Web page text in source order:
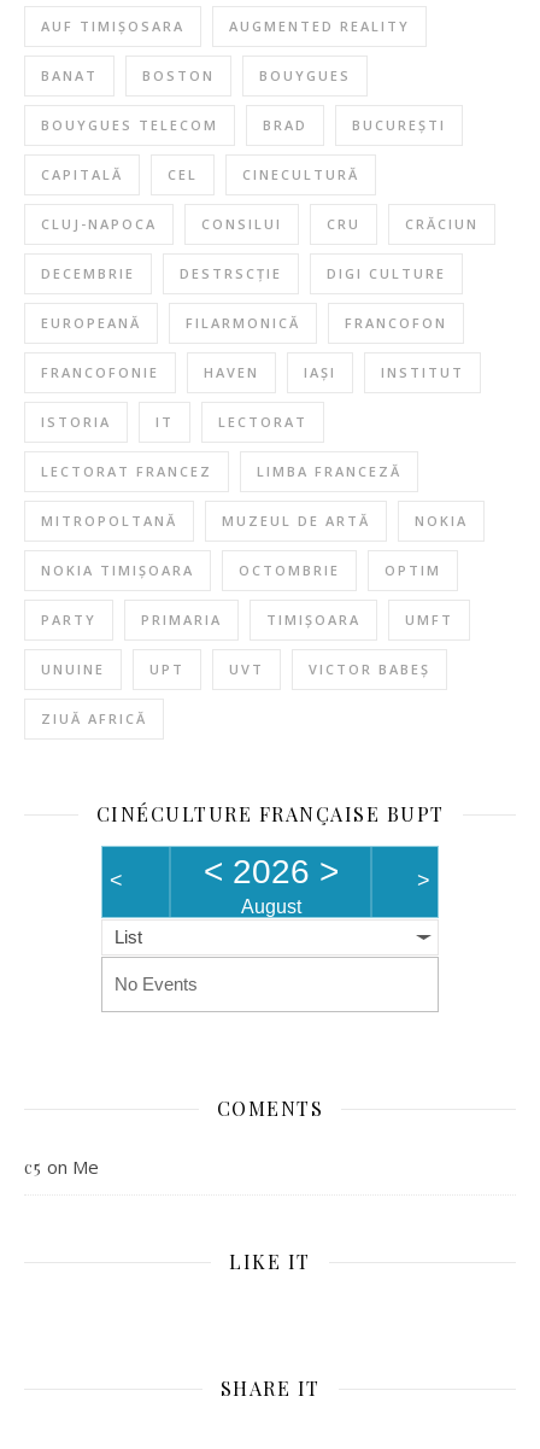
AUF TIMIȘOSARA AUGMENTED REALITY
BANAT BOSTON BOUYGUES
BOUYGUES TELECOM BRAD BUCUREȘTI
CAPITALĂ CEL CINECULTURĂ
CLUJ-NAPOCA CONSILUI CRU CRĂCIUN
DECEMBRIE DESTRSCȚIE DIGI CULTURE
EUROPEANĂ FILARMONICĂ FRANCOFON
FRANCOFONIE HAVEN IAȘI INSTITUT
ISTORIA IT LECTORAT
LECTORAT FRANCEZ LIMBA FRANCEZĂ
MITROPOLTANĂ MUZEUL DE ARTĂ NOKIA
NOKIA TIMIȘOARA OCTOMBRIE OPTIM
PARTY PRIMARIA TIMIȘOARA UMFT
UNUINE UPT UVT VICTOR BABEȘ
ZIUĂ AFRICĂ
CINÉCULTURE FRANÇAISE BUPT
< < 2026 >
August
>
List
No Events
COMENTS
c5 on Me
LIKE IT
SHARE IT